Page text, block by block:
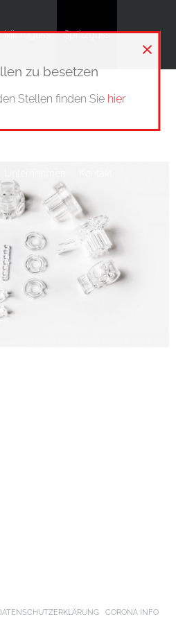
×
zu besetzen
Stellen finden Sie hier
Microguss Spritzguss
Prototypenbau Werkzeugbau
CORONA INFO